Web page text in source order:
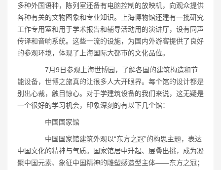
多种外国语种，陈列室还备有电脑控制的放映机，向观众提供
各种有关的文物图象和专业知识。上海博物馆还建有一批研究
工作专用室和用于学术报告和辅导活动用的演讲厅，设有同声
传译和音响系统。这些一流的设施，为国内外游客提供了良好
的参观环境，体现了上海国际大都市的文化品位。
7月9日参观上海世博园，了解各国的建筑构造和节
能设备，世博之旅真的让很多人大开眼界。每个馆的设计都是
别出心裁，触目惊心。对于学建筑设备的我们来说，这无疑是
一个很好的学习机会，印象深刻的有以下几个馆：
中国国家馆
中国国家馆建筑外观以“东方之冠”的构思主题，表达
中国文化的精神与气质。国家馆居中升起、层叠出挑，成为凝
聚中国元素、象征中国精神的雕塑感造型主体――东方之冠；